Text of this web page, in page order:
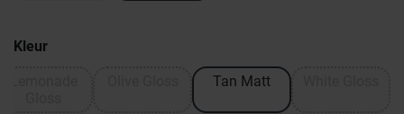
Kleur
Tan Matt